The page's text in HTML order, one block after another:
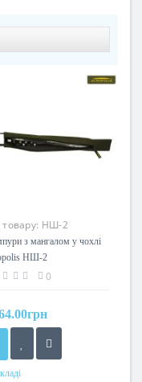
НШ-2
з мангалом у чохлі
НШ-2
0